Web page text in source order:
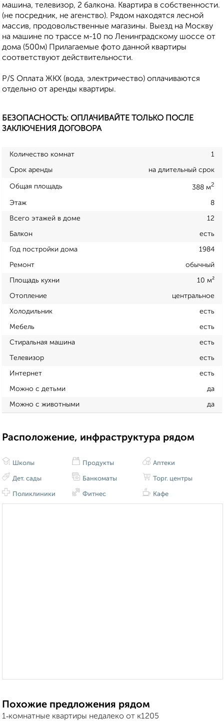
машина, телевизор, 2 балкона. Квартира в собственности.
(не посредник, не агенство). Рядом находятся лесной
массив, продовольственные магазины. Выезд на Москву
на машине по трассе м-10 по Ленинградскому шоссе от
дома (500м) Прилагаемые фото данной квартиры
соответствуют действительности.
P/S Оплата ЖКХ (вода, электричество) оплачиваются
отдельно от аренды квартиры.
БЕЗОПАСНОСТЬ: ОПЛАЧИВАЙТЕ ТОЛЬКО ПОСЛЕ
ЗАКЛЮЧЕНИЯ ДОГОВОРА
Количество комнат 1
Срок аренды на длительный срок
Общая площадь 388 м2
Этаж 8
Всего этажей в доме 12
Балкон есть
Год постройки дома 1984
Ремонт обычный
Площадь кухни 10 м²
Отопление центральное
Холодильник есть
Мебель есть
Стиральная машина есть
Телевизор есть
Интернет есть
Можно с детьми да
Можно с животными да
Расположение, инфраструктура рядом
Школы
Дет. сады
Поликлиники
Продукты
Банкоматы
Фитнес
Аптеки
Торг. центры
Кафе
Похожие предложения рядом
1‑комнатные квартиры недалеко от к1205